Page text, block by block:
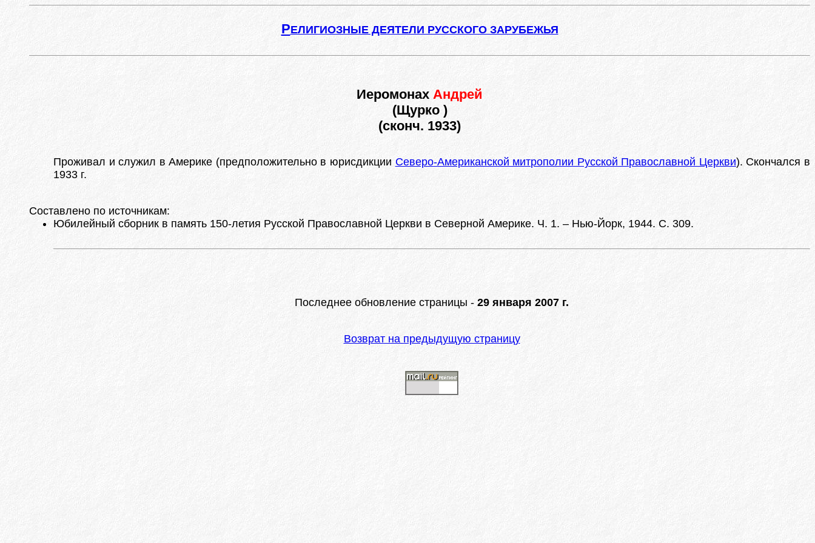
РЕЛИГИОЗНЫЕ ДЕЯТЕЛИ РУССКОГО ЗАРУБЕЖЬЯ
Иеромонах Андрей
(Щурко )
(сконч. 1933)
Проживал и служил в Америке (предположительно в юрисдикции Северо-Американской митрополии Русской Православной Церкви). Скончался в
1933 г.
Составлено по источникам:
Юбилейный сборник в память 150-летия Русской Православной Церкви в Северной Америке. Ч. 1. – Нью-Йорк, 1944. С. 309.
Последнее обновление страницы - 29 января 2007 г.
Возврат на предыдущую страницу